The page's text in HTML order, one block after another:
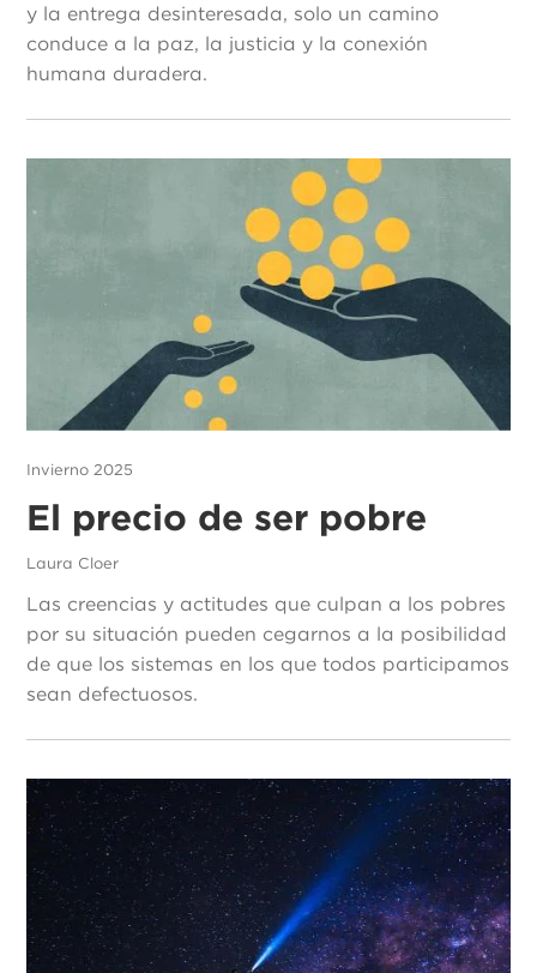
y la entrega desinteresada, solo un camino
conduce a la paz, la justicia y la conexión
humana duradera.
Invierno 2025
El precio de ser pobre
Laura Cloer
Las creencias y actitudes que culpan a los pobres
por su situación pueden cegarnos a la posibilidad
de que los sistemas en los que todos participamos
sean defectuosos.